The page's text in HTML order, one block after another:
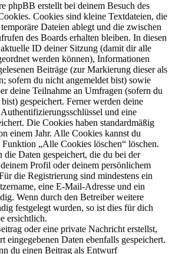
phpBB erstellt bei deinem Besuch des
Cookies sind kleine Textdateien, die
Dateien ablegt und die zwischen
des Boards erhalten bleiben. In diesen
ID deiner Sitzung (damit dir alle
werden können), Informationen
Beiträge (zur Markierung dieser als
sofern du nicht angemeldet bist) sowie
deine Teilnahme an Umfragen (sofern du
gespeichert. Ferner werden deine
und eine
Die Cookies haben standardmäßig
einem Jahr. Alle Cookies kannst du
Funktion „Alle Cookies löschen“ löschen.
die Daten gespeichert, die du bei der
Profil oder deinem persönlichem
die Registrierung sind mindestens ein
eine E-Mail-Adresse und ein
Wenn durch den Betreiber weitere
festgelegt wurden, so ist dies für dich
ersichtlich.
oder eine private Nachricht erstellst,
eingegebenen Daten ebenfalls gespeichert.
du einen Beitrag als Entwurf